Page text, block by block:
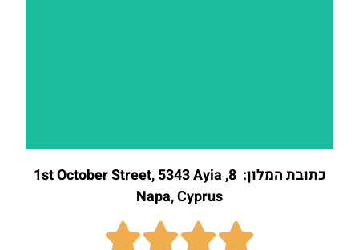
להזמנת
חדר לחצו
כאן
כתובת המלון: 8, 1st October Street, 5343 Ayia
Napa, Cyprus